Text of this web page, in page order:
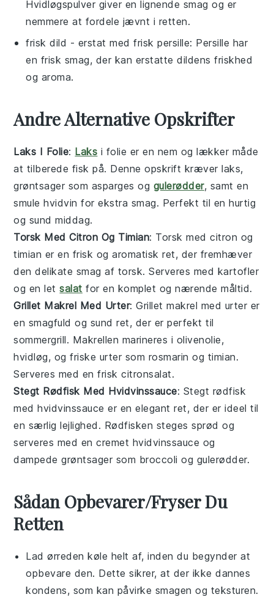
Hvidløgspulver giver en lignende smag og er
nemmere at fordele jævnt i retten.
frisk dild - erstat medfrisk persille: Persille har
en frisk smag, der kan erstatte dildens friskhed
og aroma.
Andre Alternative Opskrifter
Laks I Folie: Laks i folie er en nem og lækker måde
at tilberede fisk på. Denne opskrift kræverlaks,
grøntsager som asparges og gulerødder, samt en
smulehvidvin for ekstra smag. Perfekt til en hurtig
og sund middag.
Torsk Med Citron Og Timian: Torsk med citron og
timian er en frisk og aromatisk ret, der fremhæver
den delikate smag af torsk. Serveres med kartofler
og en letsalat for en komplet og nærende måltid.
Grillet Makrel Med Urter: Grillet makrel med urter er
en smagfuld og sund ret, der er perfekt til
sommergrill. Makrellen marineres i olivenolie,
hvidløg, ogfriske urter som rosmarin og timian.
Serveres med en friskcitronsalat.
Stegt Rødfisk Med Hvidvinssauce: Stegt rødfisk
med hvidvinssauce er en elegant ret, der er ideel til
en særlig lejlighed. Rødfisken steges sprød og
serveres med en cremet hvidvinssauce og
dampede grøntsager som broccoli og gulerødder.
Sådan Opbevarer/Fryser Du
Retten
Ladørreden køle helt af, inden du begynder at
opbevare den. Dette sikrer, at der ikke dannes
kondens, som kan påvirke smagen og teksturen.